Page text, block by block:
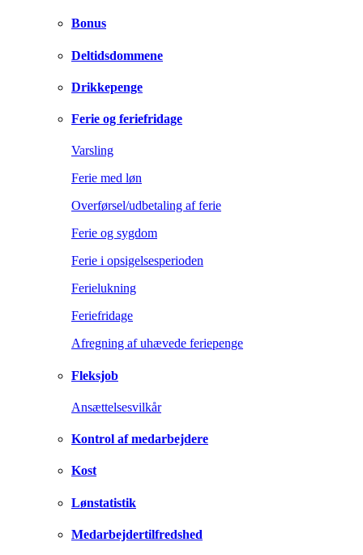
Bonus
Deltidsdommene
Drikkepenge
Ferie og feriefridage
Varsling
Ferie med løn
Overførsel/udbetaling af ferie
Ferie og sygdom
Ferie i opsigelsesperioden
Ferielukning
Feriefridage
Afregning af uhævede feriepenge
Fleksjob
Ansættelsesvilkår
Kontrol af medarbejdere
Kost
Lønstatistik
Medarbejdertilfredshed